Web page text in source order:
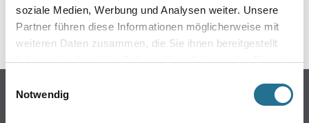
soziale Medien, Werbung und Analysen weiter. Unsere
Partner führen diese Informationen möglicherweise mit
weiteren Daten zusammen, die Sie ihnen bereitgestellt
haben oder die sie im Rahmen Ihrer Nutzung der Dienste
Notwendig
ZURÜCK ZUM ONLINE-SHOP
Online-Shop